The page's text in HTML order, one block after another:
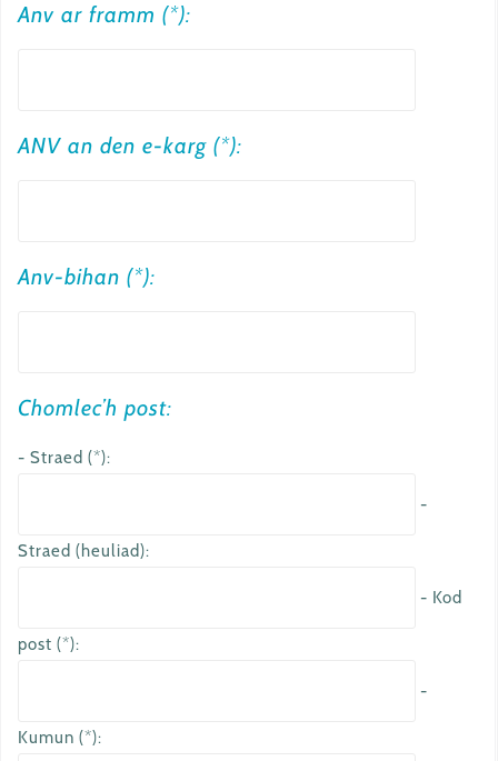
Anv ar framm (*):
ANV an den e-karg (*):
Anv-bihan (*):
Chomlec’h post:
- Straed (*):
-
Straed (heuliad):
- Kod
post (*):
-
Kumun (*):